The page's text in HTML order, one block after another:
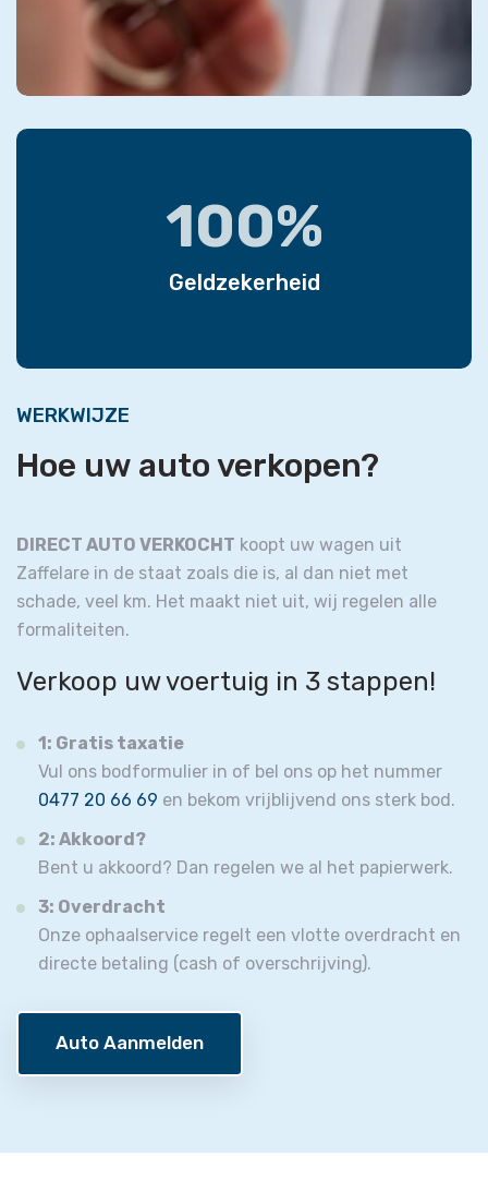
100%
Geldzekerheid
WERKWIJZE
Hoe uw auto verkopen?
DIRECT AUTO VERKOCHT koopt uw wagen uit
Zaffelare in de staat zoals die is, al dan niet met
schade, veel km. Het maakt niet uit, wij regelen alle
formaliteiten.
Verkoop uw voertuig in 3 stappen!
1: Gratis taxatie
Vul ons bodformulier in of bel ons op het nummer
0477 20 66 69 en bekom vrijblijvend ons sterk bod.
2: Akkoord?
Bent u akkoord? Dan regelen we al het papierwerk.
3: Overdracht
Onze ophaalservice regelt een vlotte overdracht en
directe betaling (cash of overschrijving).
Auto Aanmelden